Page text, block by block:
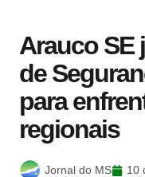
Arauco SE
de
para
regionais
Jornal do MS 10